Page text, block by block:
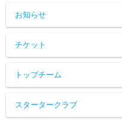
お知らせ
チケット
トップチーム
スタータークラブ